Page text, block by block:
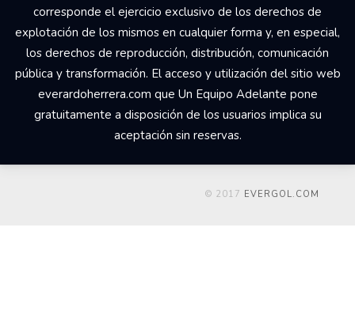
corresponde el ejercicio exclusivo de los derechos de
explotación de los mismos en cualquier forma y, en especial,
los derechos de reproducción, distribución, comunicación
pública y transformación. El acceso y utilización del sitio web
everardoherrera.com que Un Equipo Adelante pone
gratuitamente a disposición de los usuarios implica su
aceptación sin reservas.
© 2017 EVERGOL.COM